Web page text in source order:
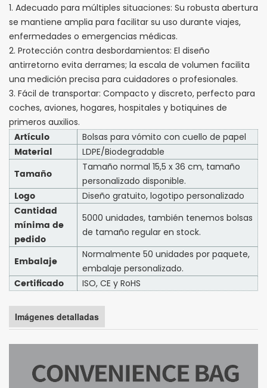
1. Adecuado para múltiples situaciones: Su robusta abertura
se mantiene amplia para facilitar su uso durante viajes,
enfermedades o emergencias médicas.
2. Protección contra desbordamientos: El diseño
antirretorno evita derrames; la escala de volumen facilita
una medición precisa para cuidadores o profesionales.
3. Fácil de transportar: Compacto y discreto, perfecto para
coches, aviones, hogares, hospitales y botiquines de
primeros auxilios.
Artículo Bolsas para vómito con cuello de papel
Material LDPE/Biodegradable
Tamaño
Tamaño normal 15,5 x 36 cm, tamaño
personalizado disponible.
Logo Diseño gratuito, logotipo personalizado
Cantidad
mínima de
pedido
5000 unidades, también tenemos bolsas
de tamaño regular en stock.
Embalaje
Normalmente 50 unidades por paquete,
embalaje personalizado.
Certificado ISO, CE y RoHS
Imágenes detalladas